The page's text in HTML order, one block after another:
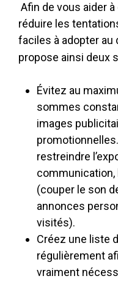
Afin de vous aider
réduire les
faciles à adopter au
propose ainsi deux
Évitez au
sommes
images
restreindre
(couper le son
annonces
visités).
Créez une liste
régulièrement
vraiment